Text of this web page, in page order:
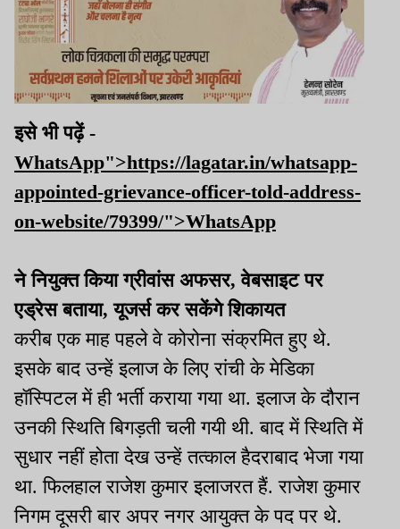
इसे भी पढ़ें -
WhatsApp">https://lagatar.in/whatsapp-
appointed-grievance-officer-told-address-
on-website/79399/">WhatsApp
ने नियुक्त किया ग्रीवांस अफसर, वेबसाइट पर
एड्रेस बताया, यूजर्स कर सकेंगे शिकायत
करीब एक माह पहले वे कोरोना संक्रमित हुए थे.
इसके बाद उन्हें इलाज के लिए रांची के मेडिका
हॉस्पिटल में ही भर्ती कराया गया था. इलाज के दौरान
उनकी स्थिति बिगड़ती चली गयी थी. बाद में स्थिति में
सुधार नहीं होता देख उन्हें तत्काल हैदराबाद भेजा गया
था. फिलहाल राजेश कुमार इलाजरत हैं. राजेश कुमार
निगम दूसरी बार अपर नगर आयुक्त के पद पर थे.